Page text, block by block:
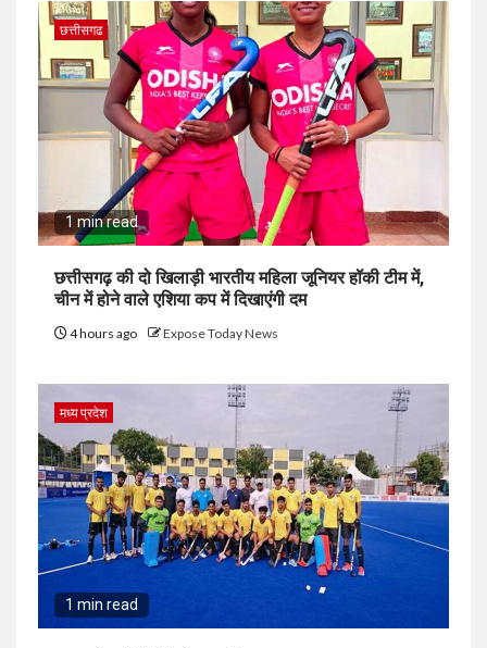
छत्तीसगढ
1 min read
छत्तीसगढ़ की दो खिलाड़ी भारतीय महिला जूनियर हॉकी टीम में,
चीन में होने वाले एशिया कप में दिखाएंगी दम
4 hours ago Expose Today News
मध्य प्रदेश
1 min read